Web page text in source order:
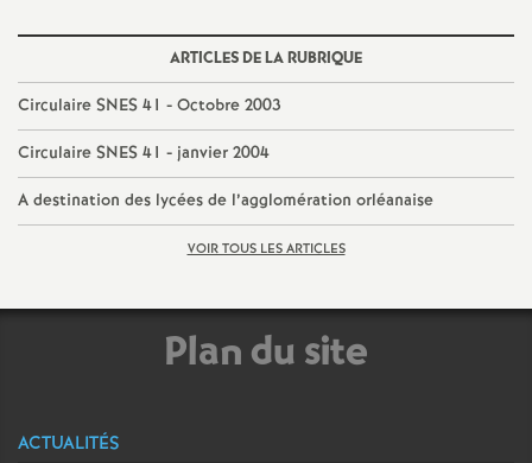
e
s
E
n
s
ARTICLES DE LA RUBRIQUE
Circulaire SNES 41 - Octobre 2003
Circulaire SNES 41 - janvier 2004
A destination des lycées de l’agglomération orléanaise
VOIR TOUS LES ARTICLES
Plan du site
ACTUALITÉS